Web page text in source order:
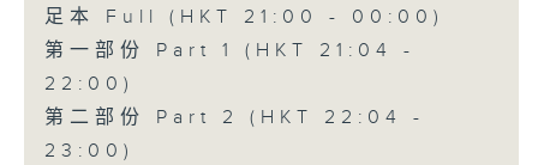
足本 Full (HKT 21:00 - 00:00)
第一部份 Part 1 (HKT 21:04 -
22:00)
第二部份 Part 2 (HKT 22:04 -
23:00)